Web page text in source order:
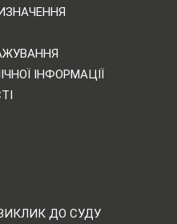
ІНФОРМАЦІЇ
ДО СУДУ